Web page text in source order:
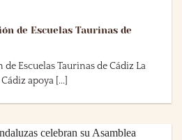
de Escuelas Taurinas de
Escuelas Taurinas de Cádiz La
apoya [...]